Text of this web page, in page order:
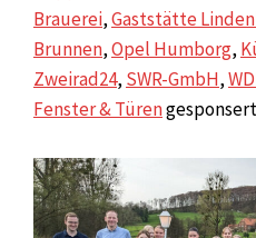
Brauerei,Gaststätte
Brunnen,Opel Humborg,
Zweirad24, SWR-GmbH,
Fenster & Türen